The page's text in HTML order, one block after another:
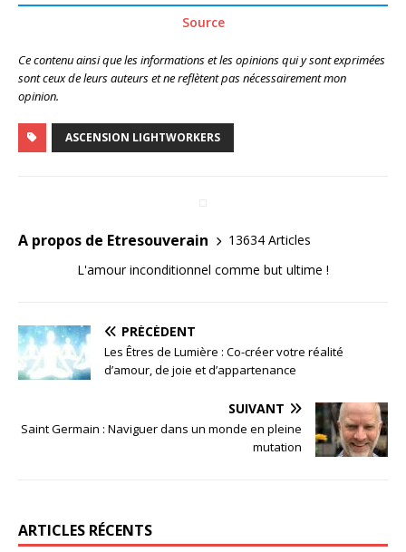
Source
Ce contenu ainsi que les informations et les opinions qui y sont exprimées
sont ceux de leurs auteurs et ne reflètent pas nécessairement mon
opinion.
ASCENSION LIGHTWORKERS
A propos de Etresouverain
13634 Articles
L'amour inconditionnel comme but ultime !
PRÉCÉDENT
Les Êtres de Lumière : Co-créer votre réalité
d’amour, de joie et d’appartenance
SUIVANT
Saint Germain : Naviguer dans un monde en pleine
mutation
ARTICLES RÉCENTS